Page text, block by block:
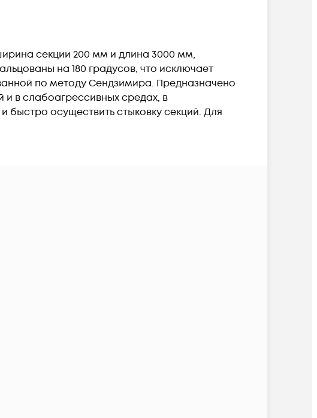
секции 200 мм и длина 3000 мм,
на 180 градусов, что исключает
по методу Сендзимира. Предназначено
в слабоагрессивных средах, в
быстро осуществить стыковку секций. Для